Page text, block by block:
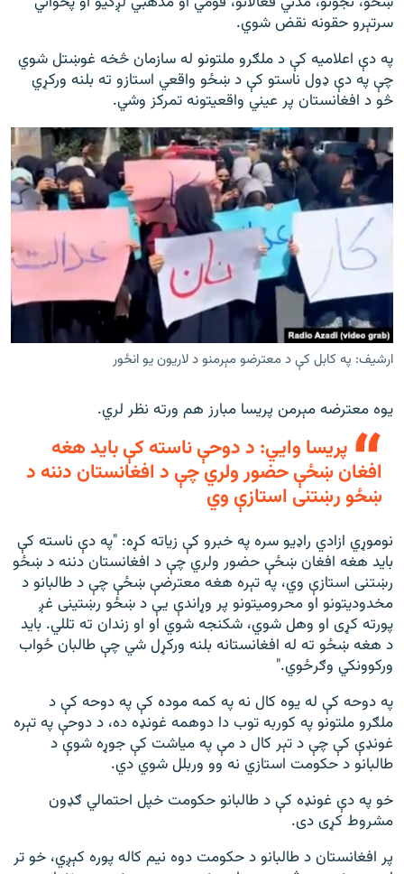
سرتېرو حقونه نقض شوي.
په دې اعلامیه کې د ملګرو ملتونو له سازمان څخه غوښتل شوي
چې په دې ډول ناستو کې د ښځو واقعي استازو ته بلنه ورکړي
څو د افغانستان پر عیني واقعیتونه تمرکز وشي.
ارشیف: په کابل کې د معترضو مېرمنو د لاریون یو انځور
یوه معترضه مېرمن پریسا مبارز هم ورته نظر لري.
پریسا وايي: د دوحې ناسته کې باید هغه
افغان ښځې حضور ولري چې د افغانستان دننه د
ښځو رښتنی استازې وي
نوموړي ازادي راډیو سره په خبرو کې زیاته کړه: "په دې ناسته کې
باید هغه افغان ښځې حضور ولري چې د افغانستان دننه د ښځو
رښتنی استازې وي، په تېره هغه معترضې ښځې چې د طالبانو د
مخدودیتونو او محرومیتونو پر وړاندې یې د ښځو رښتینی غږ
پورته کړی او وهل شوي، شکنجه شوي او او زندان ته تللي. باید
د هغه ښځو ته له افغانستانه بلنه ورکړل شي چې طالبان ځواب
ورکوونکي وګرځوي."
په دوحه کې له یوه کال نه په کمه موده کې په دوحه کې د
ملګرو ملتونو په کوربه توب دا دوهمه غونډه ده، د دوحې په تېره
غونډې کې چې د تېر کال د مې په میاشت کې جوړه شوې د
طالبانو د حکومت استازي نه وو وربلل شوي دي.
خو په دې غونډه کې د طالبانو حکومت خپل احتمالي ګډون
مشروط کړی دی.
پر افغانستان د طالبانو د حکومت دوه نیم کاله پوره کېږي، خو تر